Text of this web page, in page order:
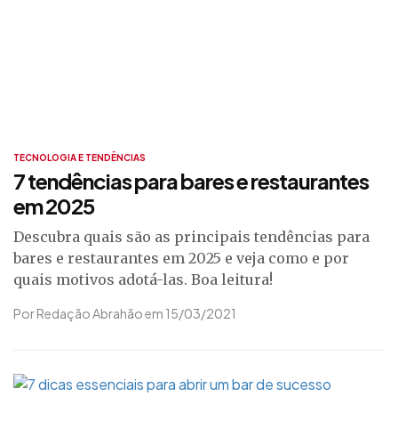
TECNOLOGIA E TENDÊNCIAS
7 tendências para bares e restaurantes
em 2025
Descubra quais são as principais tendências para
bares e restaurantes em 2025 e veja como e por
quais motivos adotá-las. Boa leitura!
Por Redação Abrahão em 15/03/2021